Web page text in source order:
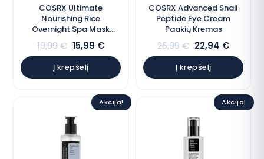
COSRX Ultimate
Nourishing Rice
Overnight Spa Mask
naktinė kaukė
19,99€ 15,99 €
Į krepšelį
COSRX Advanced Snail
Peptide Eye Cream
Paakių Kremas
26,99€ 22,94 €
Į krepšelį
Akcija! Akcija!